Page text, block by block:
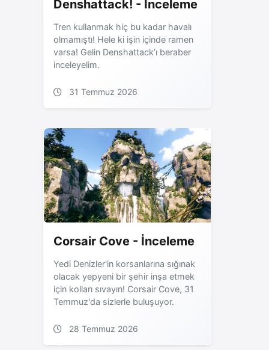
Denshattack! - İnceleme
Tren kullanmak hiç bu kadar havalı
olmamıştı! Hele ki işin içinde ramen
varsa! Gelin Denshattack’ı beraber
inceleyelim.
31 Temmuz 2026
Corsair Cove - İnceleme
Yedi Denizler'in korsanlarına sığınak
olacak yepyeni bir şehir inşa etmek
için kolları sıvayın! Corsair Cove, 31
Temmuz'da sizlerle buluşuyor.
28 Temmuz 2026